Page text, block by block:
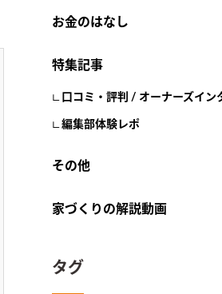
お金のはなし
特集記事
口コミ・評判 / オーナーズイン
編集部体験レポ
その他
家づくりの解説動画
タグ